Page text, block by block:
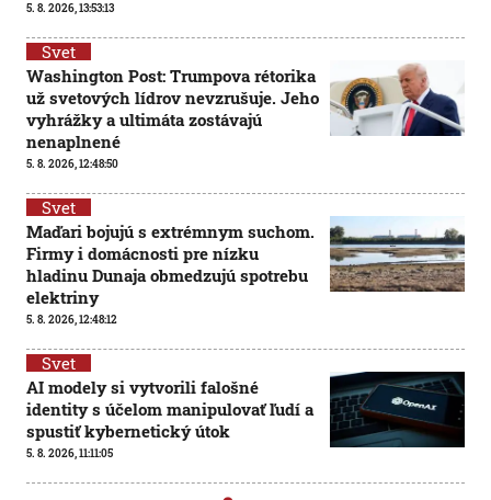
5. 8. 2026, 13:53:13
Svet
Washington Post: Trumpova rétorika
už svetových lídrov nevzrušuje. Jeho
vyhrážky a ultimáta zostávajú
nenaplnené
5. 8. 2026, 12:48:50
Svet
Maďari bojujú s extrémnym suchom.
Firmy i domácnosti pre nízku
hladinu Dunaja obmedzujú spotrebu
elektriny
5. 8. 2026, 12:48:12
Svet
AI modely si vytvorili falošné
identity s účelom manipulovať ľudí a
spustiť kybernetický útok
5. 8. 2026, 11:11:05